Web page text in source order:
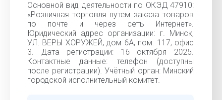
Основной вид деятельности по ОКЭД 47910:
«Розничная торговля путем заказа товаров
по почте и через сеть Интернет».
Юридический адрес организации: г. Минск,
УЛ. ВЕРЫ ХОРУЖЕЙ, дом 6А, пом. 117, офис
3. Дата регистрации: 16 октября 2025.
Контактные данные: телефон (доступны
после регистрации). Учётный орган: Минский
городской исполнительный комитет.